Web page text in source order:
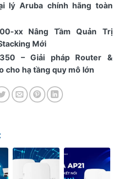
lý Aruba chính hãng toàn
xx Nâng Tầm Quản Trị
Mới
– Giải pháp Router &
cho hạ tầng quy mô lớn